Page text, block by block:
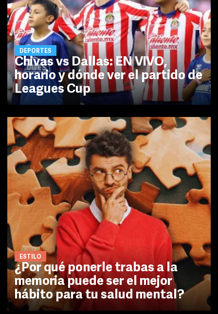
DEPORTES
Chivas vs Dallas: EN VIVO,
horario y dónde ver el partido de
Leagues Cup
ESTILO
¿Por qué ponerle trabas a la
memoria puede ser el mejor
hábito para tu salud mental?